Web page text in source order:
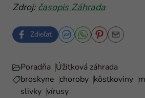
Zdroj: časopis Záhrada
Zdieľať
Poradňa Úžitková záhrada
broskyne choroby kôstkoviny
slivky vírusy